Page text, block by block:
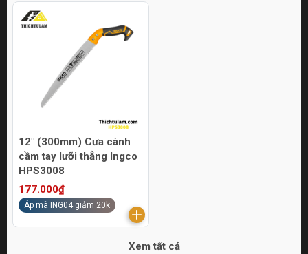
12" (300mm) Cưa cành
cầm tay lưỡi thẳng Ingco
HPS3008
177.000₫
Áp mã ING04 giảm 20k
Xem tất cả